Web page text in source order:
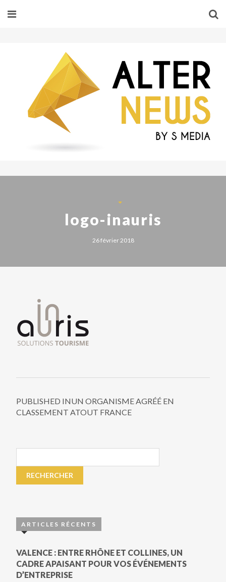
logo-inauris
26 février 2018
PUBLISHED INUN ORGANISME AGRÉÉ EN
CLASSEMENT ATOUT FRANCE
ARTICLES RÉCENTS
VALENCE : ENTRE RHÔNE ET COLLINES, UN
CADRE APAISANT POUR VOS ÉVÉNEMENTS
D’ENTREPRISE